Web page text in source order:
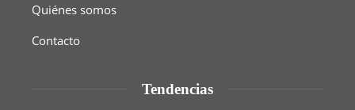
Quiénes somos
Contacto
Tendencias